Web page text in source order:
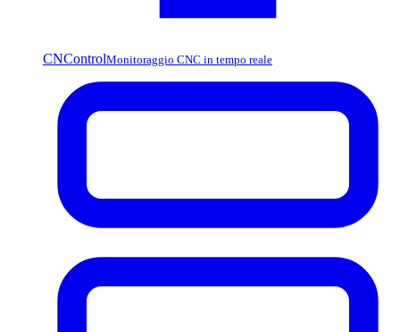
CNControlMonitoraggio CNC in tempo reale